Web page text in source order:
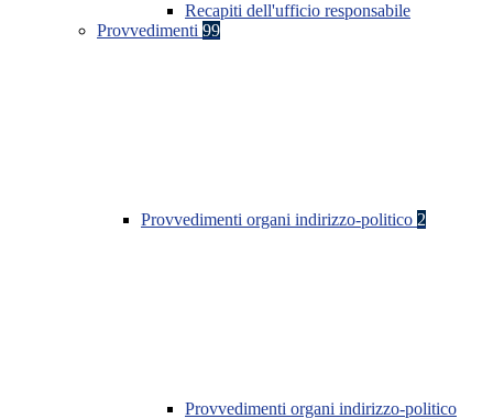
Recapiti dell'ufficio responsabile
Provvedimenti 99
Provvedimenti organi indirizzo-politico 2
Provvedimenti organi indirizzo-politico